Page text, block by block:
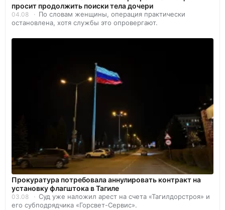
просит продолжить поиски тела дочери
04.08
По словам женщины, операция практически
остановлена, хотя службы это опровергают.
Прокуратура потребовала аннулировать контракт на
установку флагштока в Тагиле
03.08
Суд уже наложил арест на счета «Тагилдорстроя» и
его субподрядчика «Горсвет-Сервис».